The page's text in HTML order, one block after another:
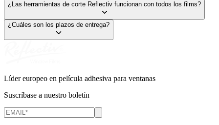
¿Las herramientas de corte Reflectiv funcionan con todos los films?
¿Cuáles son los plazos de entrega?
Líder europeo en película adhesiva para ventanas
Suscríbase a nuestro boletín